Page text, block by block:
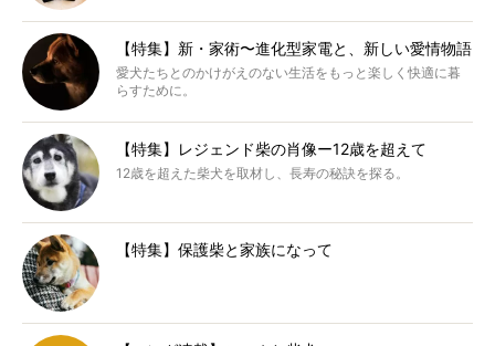
【特集】新・家術〜進化型家電と、新しい愛情物語
愛犬たちとのかけがえのない生活をもっと楽しく快適に暮
らすために。
【特集】レジェンド柴の肖像ー12歳を超えて
12歳を超えた柴犬を取材し、長寿の秘訣を探る。
【特集】保護柴と家族になって